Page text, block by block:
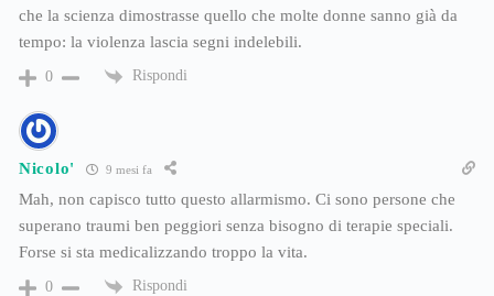
che la scienza dimostrasse quello che molte donne sanno già da
tempo: la violenza lascia segni indelebili.
0 Rispondi
Nicolo' 9 mesi fa
Mah, non capisco tutto questo allarmismo. Ci sono persone che
superano traumi ben peggiori senza bisogno di terapie speciali.
Forse si sta medicalizzando troppo la vita.
0 Rispondi